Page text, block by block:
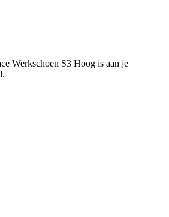
Werkschoen S3 Hoog is aan je